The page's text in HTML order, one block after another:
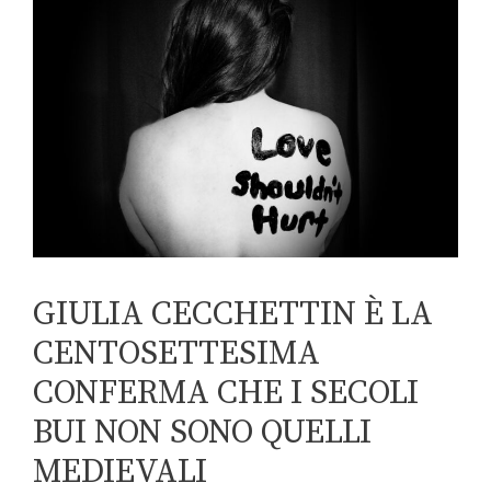
GIULIA CECCHETTIN È LA
CENTOSETTESIMA
CONFERMA CHE I SECOLI
BUI NON SONO QUELLI
MEDIEVALI